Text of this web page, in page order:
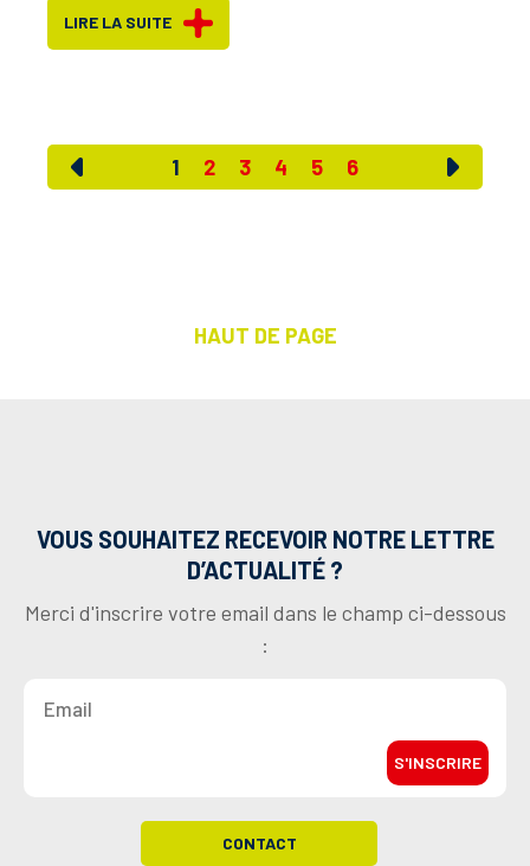
LIRE LA SUITE
1 2 3 4 5 6
HAUT DE PAGE
VOUS SOUHAITEZ RECEVOIR NOTRE LETTRE
D’ACTUALITÉ ?
Merci d'inscrire votre email dans le champ ci-dessous
:
S'INSCRIRE
CONTACT